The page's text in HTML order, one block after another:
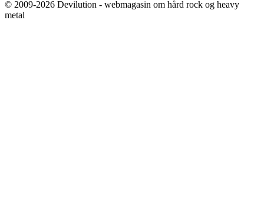
© 2009-2026 Devilution - webmagasin om hård rock og heavy
metal